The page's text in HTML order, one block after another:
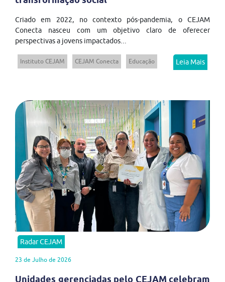
Criado em 2022, no contexto pós-pandemia, o CEJAM
Conecta nasceu com um objetivo claro de oferecer
perspectivas a jovens impactados...
Instituto CEJAM CEJAM Conecta Educação Leia Mais
Radar CEJAM
23 de Julho de 2026
Unidades gerenciadas pelo CEJAM celebram